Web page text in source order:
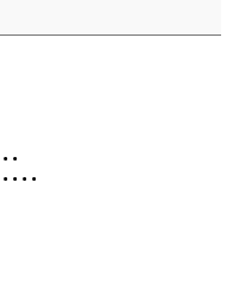
• •
• • • •